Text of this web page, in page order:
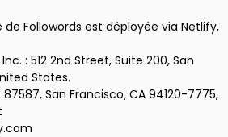
Followords est déployée via Netlify,
: 512 2nd Street, Suite 200, San
States.
87587, San Francisco, CA 94120-7775,